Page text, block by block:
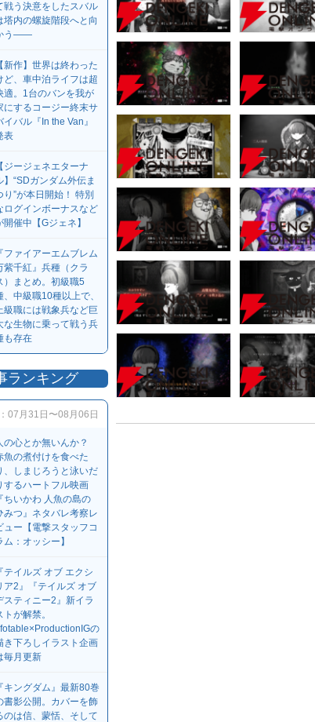
戦う決意をしたスバル
塔内の螺旋階段へと向
う――
【新作】世界は終わった
ど、車中泊ライフは超
適。1台のバンを我が
にするコージー終末サ
イバル『In the Van』
表
【ジージェネエターナ
】“SDガンダム外伝ま
り”が本日開始！ 特別
ログインボーナスなど
開催中【Gジェネ】
『ファイアーエムブレム
紫千紅』兵種（クラ
）まとめ。初級職5
、中級職10種以上で、
級職には戦象兵など巨
な生物に乗って戦う兵
も存在
ランキング
07月31日〜08月06日
の心とか無いんか？
魚の煮付けを食べた
、しまじろうと泳いだ
するハートフル映画
『ちいかわ 人魚の島の
みつ』ネタバレ考察レ
ュー【電撃スタッフコ
ム：オッシー】
『テイルズ オブ エクシ
ア2』『テイルズ オブ
スティニー2』新イラ
トが解禁。
の
き下ろしイラスト企画
毎月更新
『キングダム』最新80巻
書影公開。カバーを飾
のは信、蒙恬、そして